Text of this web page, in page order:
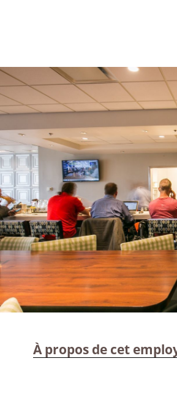
À propos de cet